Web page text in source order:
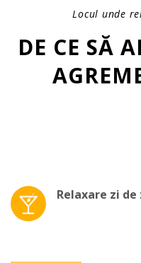
Locul unde
DE CE SĂ
Relaxare zi de